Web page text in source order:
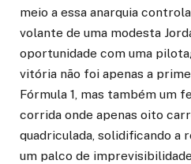
meio a essa anarquia
volante de uma modesta
oportunidade com uma
vitória não foi apenas a
Fórmula 1, mas também um
corrida onde apenas oito
quadriculada, solidificando a
um palco de